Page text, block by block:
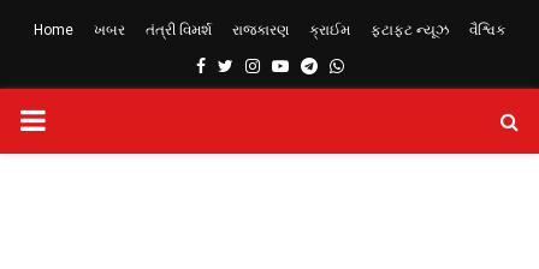
Home ખબર તંત્રી વિમર્શ રાજકારણ ક્રાઈમ ફટાફટ ન્યૂઝ વૈશ્વિક
Facebook
TwitterInstagram
YoutubeTelegram
Whatsapp
PRIMARY